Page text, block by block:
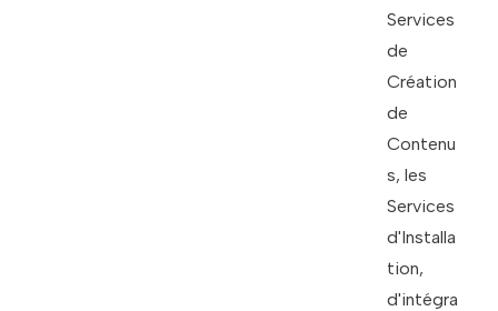
Services
de
Création
de
Contenu
s, les
Services
d'Installa
tion,
d'intégra